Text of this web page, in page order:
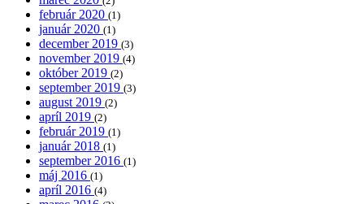
február 2020 (1)
január 2020 (1)
december 2019 (3)
november 2019 (4)
október 2019 (2)
september 2019 (3)
august 2019 (2)
apríl 2019 (2)
február 2019 (1)
január 2018 (1)
september 2016 (1)
máj 2016 (1)
apríl 2016 (4)